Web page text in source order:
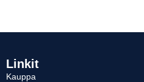
Linkit
Kauppa